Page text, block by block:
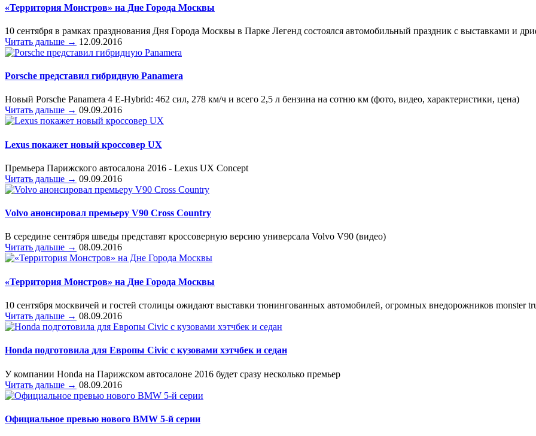
«Территория Монстров» на Дне Города Москвы
10 сентября в рамках празднования Дня Города Москвы в Парке Легенд состоялся автомобильный праздник с выставками и
Читать дальше → 12.09.2016
Porsche представил гибридную Panamera
Новый Porsche Panamera 4 E-Hybrid: 462 сил, 278 км/ч и всего 2,5 л бензина на сотню км (фото, видео, характеристики, цена)
Читать дальше → 09.09.2016
Lexus покажет новый кроссовер UX
Премьера Парижского автосалона 2016 - Lexus UX Concept
Читать дальше → 09.09.2016
Volvo анонсировал премьеру V90 Cross Country
В середине сентября шведы представят кроссоверную версию универсала Volvo V90 (видео)
Читать дальше → 08.09.2016
«Территория Монстров» на Дне Города Москвы
10 сентября москвичей и гостей столицы ожидают выставки тюнингованных автомобилей, огромных внедорожников monster
Читать дальше → 08.09.2016
Honda подготовила для Европы Civic с кузовами хэтчбек и седан
У компании Honda на Парижском автосалоне 2016 будет сразу несколько премьер
Читать дальше → 08.09.2016
Официальное превью нового BMW 5-й серии